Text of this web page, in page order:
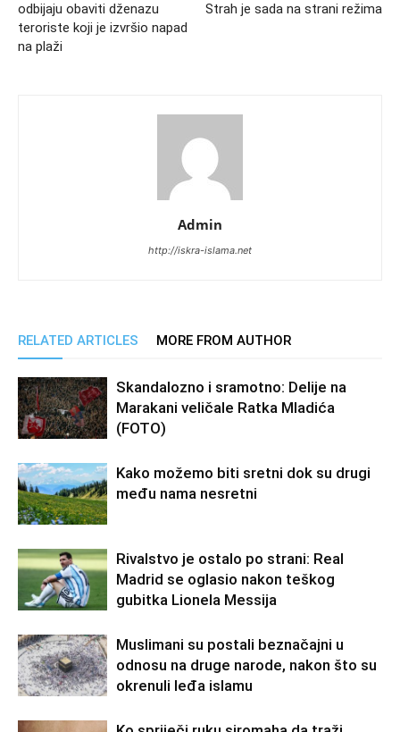
odbijaju obaviti dženazu
teroriste koji je izvršio napad
na plaži
Strah je sada na strani režima
Admin
http://iskra-islama.net
RELATED ARTICLES MORE FROM AUTHOR
Skandalozno i sramotno: Delije na
Marakani veličale Ratka Mladića
(FOTO)
Kako možemo biti sretni dok su drugi
među nama nesretni
Rivalstvo je ostalo po strani: Real
Madrid se oglasio nakon teškog
gubitka Lionela Messija
Muslimani su postali beznačajni u
odnosu na druge narode, nakon što su
okrenuli leđa islamu